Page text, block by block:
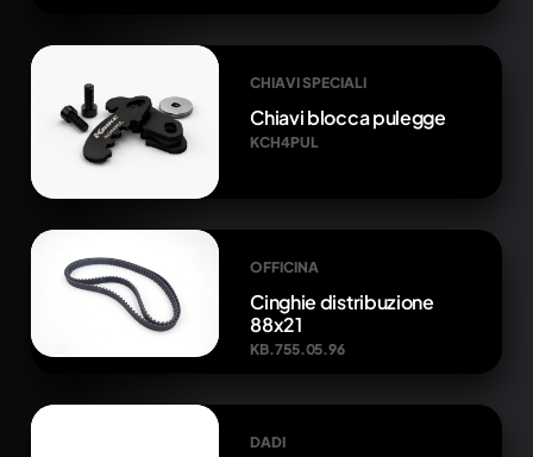
CHIAVI SPECIALI
Chiavi blocca pulegge
KCH4PUL
OFFICINA
Cinghie distribuzione
88x21
KB.755.05.96
DADI